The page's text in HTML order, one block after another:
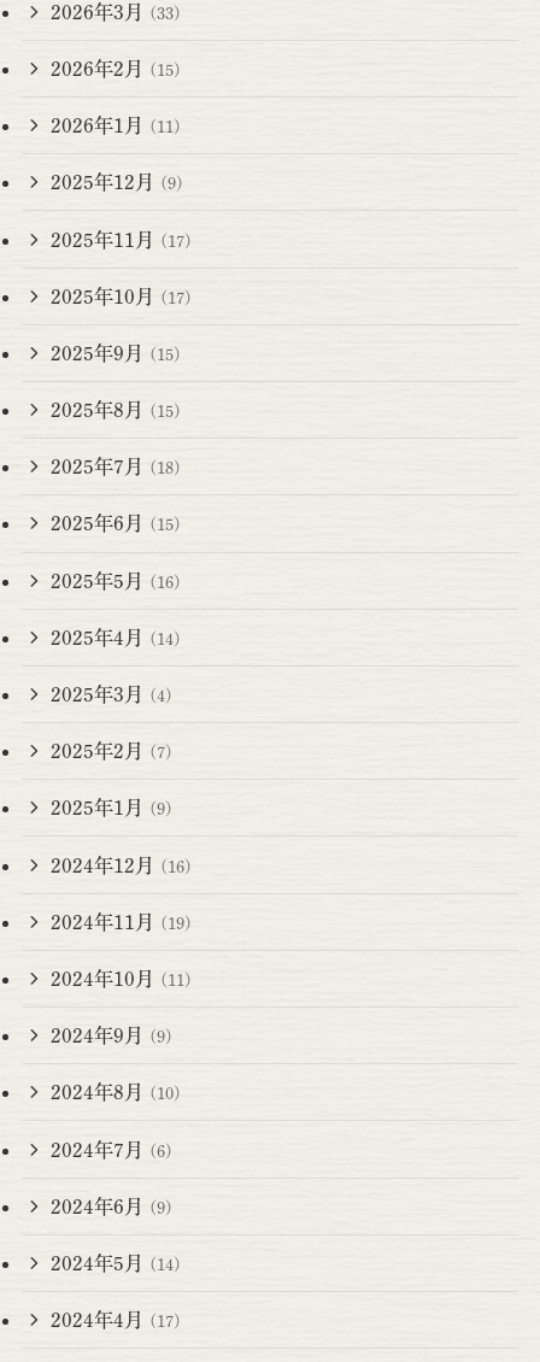
2026年3月 (33)
2026年2月 (15)
2026年1月 (11)
2025年12月 (9)
2025年11月 (17)
2025年10月 (17)
2025年9月 (15)
2025年8月 (15)
2025年7月 (18)
2025年6月 (15)
2025年5月 (16)
2025年4月 (14)
2025年3月 (4)
2025年2月 (7)
2025年1月 (9)
2024年12月 (16)
2024年11月 (19)
2024年10月 (11)
2024年9月 (9)
2024年8月 (10)
2024年7月 (6)
2024年6月 (9)
2024年5月 (14)
2024年4月 (17)